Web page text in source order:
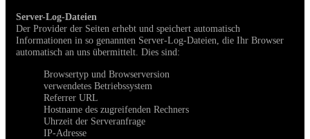
Server-Log-Dateien
Der Provider der Seiten erhebt und speichert automatisch
Informationen in so genannten Server-Log-Dateien, die Ihr Browser
automatisch an uns übermittelt. Dies sind:
Browsertyp und Browserversion
verwendetes Betriebssystem
Referrer URL
Hostname des zugreifenden Rechners
Uhrzeit der Serveranfrage
IP-Adresse